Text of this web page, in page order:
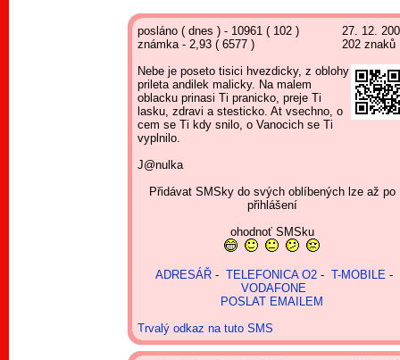
posláno ( dnes ) - 10961 ( 102 )
známka - 2,93 ( 6577 )
27. 12.
202 znaků
Nebe je poseto tisici hvezdicky, z oblohy
prileta andilek malicky. Na malem
oblacku prinasi Ti pranicko, preje Ti
lasku, zdravi a stesticko. At vsechno, o
cem se Ti kdy snilo, o Vanocich se Ti
vyplnilo.
J@nulka
Přidávat SMSky do svých oblíbených lze až po
přihlášení
ohodnoť SMSku
ADRESÁŘ- TELEFONICA O2- T-MOBILE -
VODAFONE
POSLAT EMAILEM
Trvalý odkaz na tuto SMS